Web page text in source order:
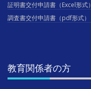
証明書交付申請書（Excel形式）
調査書交付申請書（pdf形式）
教育関係者の方